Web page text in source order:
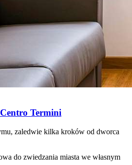
Termini
zaledwie kilka kroków od dworca
do zwiedzania miasta we własnym